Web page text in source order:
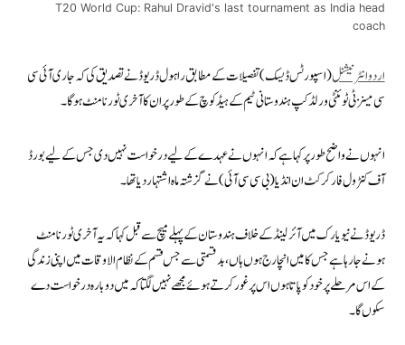
T20 World Cup: Rahul Dravid's last tournament as India head
coach
اردو انٹرنیشنل(اسپورٹس ڈیسک) تفصیلات کے مطابق راہول ڈریوڈ نے تصدیق کی کہ جاری آئی سی
سی مینز ٹی ٹوئنٹی ورلڈ کپ ہندوستانی ٹیم کے ہیڈ کوچ کے طور پر ان کا آخری ٹورنامنٹ ہوگا۔
انہوں نے واضح طور پر کہا ہے کہ انہوں نے عہدے کے لیے درخواست نہیں دی جس کے لیے بورڈ
آف کنٹرول فار کرکٹ ان انڈیا (بی سی سی آئی) نے گزشتہ ماہ اشتہار دیا تھا۔
ڈریوڈ نے نیو یارک میں آئرلینڈ کے خلاف ہندوستان کے پہلے میچ سے قبل کہا کہ یہ آخری ٹورنامنٹ
ہونے جا رہا ہے جس کا میں انچارج ہوں ہاں، بدقسمتی سے جس قسم کے نظام الاوقات میں اپنی زندگی
کے اس مرحلے پر خود کو پاتا ہوں اس پر غور کرتے ہوئے مجھے نہیں لگتا کہ میں دوبارہ درخواست دے
سکوں گا۔